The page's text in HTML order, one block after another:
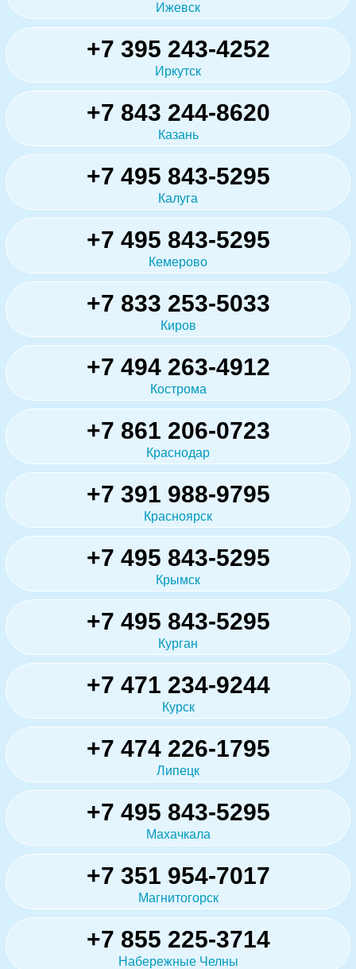
Ижевск
+7 395 243-4252
Иркутск
+7 843 244-8620
Казань
+7 495 843-5295
Калуга
+7 495 843-5295
Кемерово
+7 833 253-5033
Киров
+7 494 263-4912
Кострома
+7 861 206-0723
Краснодар
+7 391 988-9795
Красноярск
+7 495 843-5295
Крымск
+7 495 843-5295
Курган
+7 471 234-9244
Курск
+7 474 226-1795
Липецк
+7 495 843-5295
Махачкала
+7 351 954-7017
Магнитогорск
+7 855 225-3714
Набережные Челны